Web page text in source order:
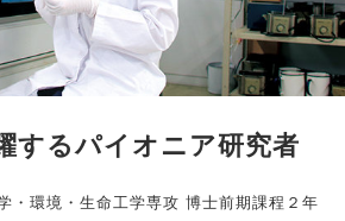
するパイオニア研究者
・環境・生命工学専攻 博士前期課程２年